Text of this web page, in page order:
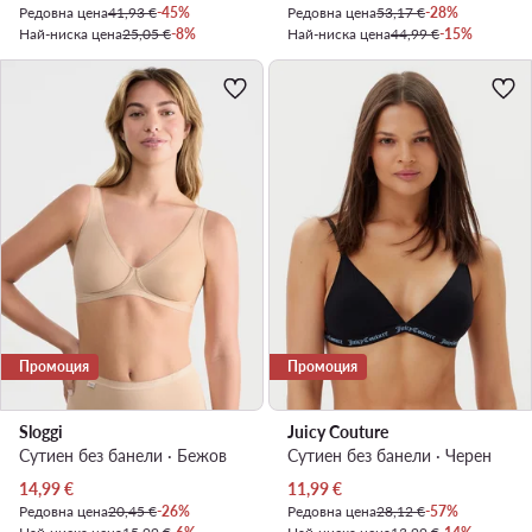
Редовна цена41,93 €-45%
Най-ниска цена25,05 €-8%
Редовна цена53,17 €-28%
Най-ниска цена44,99 €-15%
Промоция
Sloggi
Сутиен без банели · Бежов
Актуална цена
14,99€
Редовна цена20,45 €-26%
Промоция
Juicy Couture
Сутиен без банели · Черен
Актуална цена
11,99€
Редовна цена28,12 €-57%